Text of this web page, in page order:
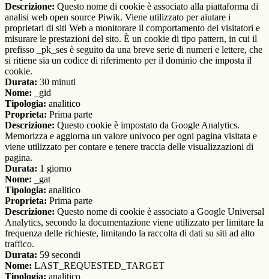
Descrizione: Questo nome di cookie è associato alla piattaforma di
analisi web open source Piwik. Viene utilizzato per aiutare i
proprietari di siti Web a monitorare il comportamento dei visitatori e
misurare le prestazioni del sito. È un cookie di tipo pattern, in cui il
prefisso _pk_ses è seguito da una breve serie di numeri e lettere, che
si ritiene sia un codice di riferimento per il dominio che imposta il
cookie.
Durata: 30 minuti
Nome: _gid
Tipologia: analitico
Proprieta: Prima parte
Descrizione: Questo cookie è impostato da Google Analytics.
Memorizza e aggiorna un valore univoco per ogni pagina visitata e
viene utilizzato per contare e tenere traccia delle visualizzazioni di
pagina.
Durata: 1 giorno
Nome: _gat
Tipologia: analitico
Proprieta: Prima parte
Descrizione: Questo nome di cookie è associato a Google Universal
Analytics, secondo la documentazione viene utilizzato per limitare la
frequenza delle richieste, limitando la raccolta di dati su siti ad alto
traffico.
Durata: 59 secondi
Nome: LAST_REQUESTED_TARGET
Tipologia: analitico